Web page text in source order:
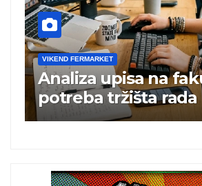
VIKEND FERMARKET
Charli xcx postala
britanska
albuma na prvom